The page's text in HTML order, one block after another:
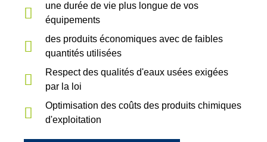
une durée de vie plus longue de vos
équipements
des produits économiques avec de faibles
quantités utilisées
Respect des qualités d'eaux usées exigées
par la loi
Optimisation des coûts des produits chimiques
d'exploitation